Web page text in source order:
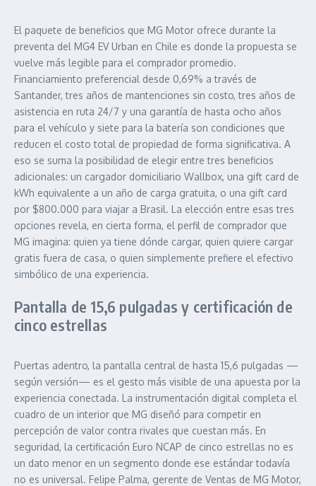
El paquete de beneficios que MG Motor ofrece durante la
preventa del MG4 EV Urban en Chile es donde la propuesta se
vuelve más legible para el comprador promedio.
Financiamiento preferencial desde 0,69% a través de
Santander, tres años de mantenciones sin costo, tres años de
asistencia en ruta 24/7 y una garantía de hasta ocho años
para el vehículo y siete para la batería son condiciones que
reducen el costo total de propiedad de forma significativa. A
eso se suma la posibilidad de elegir entre tres beneficios
adicionales: un cargador domiciliario Wallbox, una gift card de
kWh equivalente a un año de carga gratuita, o una gift card
por $800.000 para viajar a Brasil. La elección entre esas tres
opciones revela, en cierta forma, el perfil de comprador que
MG imagina: quien ya tiene dónde cargar, quien quiere cargar
gratis fuera de casa, o quien simplemente prefiere el efectivo
simbólico de una experiencia.
Pantalla de 15,6 pulgadas y certificación de
cinco estrellas
Puertas adentro, la pantalla central de hasta 15,6 pulgadas —
según versión— es el gesto más visible de una apuesta por la
experiencia conectada. La instrumentación digital completa el
cuadro de un interior que MG diseñó para competir en
percepción de valor contra rivales que cuestan más. En
seguridad, la certificación Euro NCAP de cinco estrellas no es
un dato menor en un segmento donde ese estándar todavía
no es universal. Felipe Palma, gerente de Ventas de MG Motor,